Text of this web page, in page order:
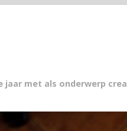
met als onderwerp